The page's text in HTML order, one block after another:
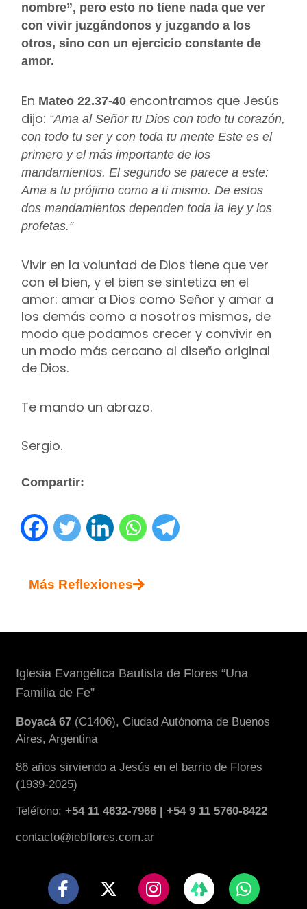
nombre”, pero esto no tiene nada que ver
con vivir juzgándonos y juzgando a los
otros, sino con un ejercicio constante de
amor.
En Mateo 22.37-40 encontramos que Jesús
dijo: “Ama al Señor tu Dios con todo tu corazón,
con todo tu ser y con toda tu mente Este es el
primero y el más importante de los
mandamientos. El segundo se parece a este:
Ama a tu prójimo como a ti mismo. De estos
dos mandamientos dependen toda la ley y los
profetas.”
Vivir en la voluntad de Dios tiene que ver
con el bien, y el bien se sintetiza en el
amor: amar a Dios como Señor y amar a
los demás como a nosotros mismos, de
modo que podamos crecer y convivir en
un modo más cercano al diseño original
de Dios.
Te mando un abrazo.
Sergio.
Compartir:
Más Reflexiones
Iglesia Evangélica Bautista de Flores “Una
Familia de Fe”
Boyacá 67 (C1406), Ciudad Autónoma de Buenos
Aires, Argentina
86 años sirviendo a Jesús en el barrio de Flores
(1939-2025)
Teléfono:+54 11 4632-7966 | +54 9 11 5760-8422
contacto@iebflores.com.ar
F
a
X
-
I
n
W
h